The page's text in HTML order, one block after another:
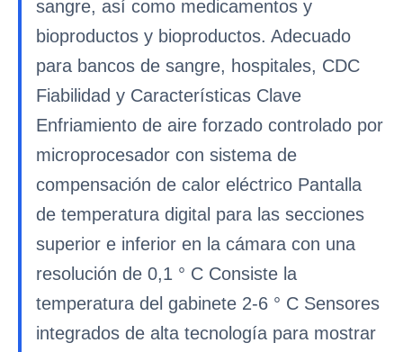
sangre, así como medicamentos y
bioproductos y bioproductos. Adecuado
para bancos de sangre, hospitales, CDC
Fiabilidad y Características Clave
Enfriamiento de aire forzado controlado por
microprocesador con sistema de
compensación de calor eléctrico Pantalla
de temperatura digital para las secciones
superior e inferior en la cámara con una
resolución de 0,1 ° C Consiste la
temperatura del gabinete 2-6 ° C Sensores
integrados de alta tecnología para mostrar